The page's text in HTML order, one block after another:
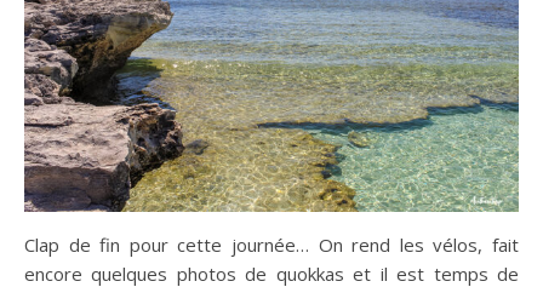
Clap de fin pour cette journée… On rend les vélos, fait
encore quelques photos de quokkas et il est temps de